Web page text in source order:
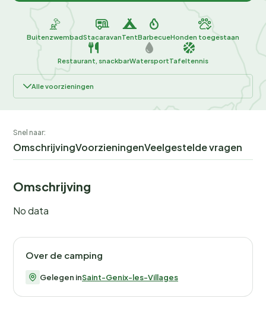
BuitenzwembadStacaravanTentBarbecueHonden toegestaan
Restaurant, snackbarWatersportTafeltennis
Alle voorzieningen
Snel naar:
OmschrijvingVoorzieningenVeelgestelde vragen
Omschrijving
No data
Over de camping
Gelegen inSaint-Genix-les-Villages